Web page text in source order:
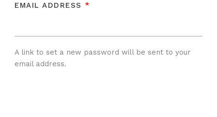
EMAIL ADDRESS *
A link to set a new password will be sent to your
email address.